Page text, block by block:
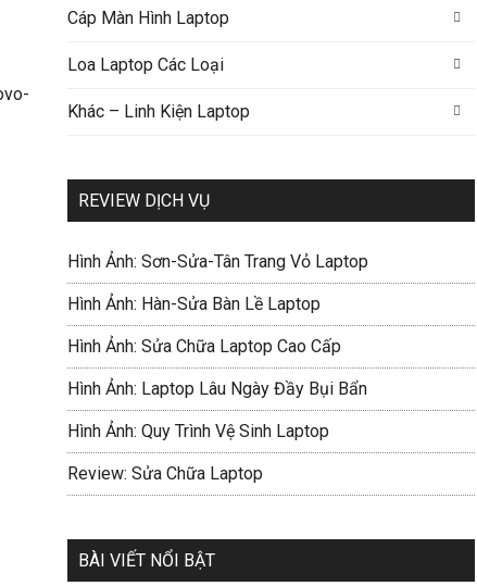
Cáp Màn Hình Laptop
Loa Laptop Các Loại
Khác – Linh Kiện Laptop
REVIEW DỊCH VỤ
Hình Ảnh: Sơn-Sửa-Tân Trang Vỏ Laptop
Hình Ảnh: Hàn-Sửa Bàn Lề Laptop
Hình Ảnh: Sửa Chữa Laptop Cao Cấp
Hình Ảnh: Laptop Lâu Ngày Đầy Bụi Bẩn
Hình Ảnh: Quy Trình Vệ Sinh Laptop
Review: Sửa Chữa Laptop
BÀI VIẾT NỔI BẬT